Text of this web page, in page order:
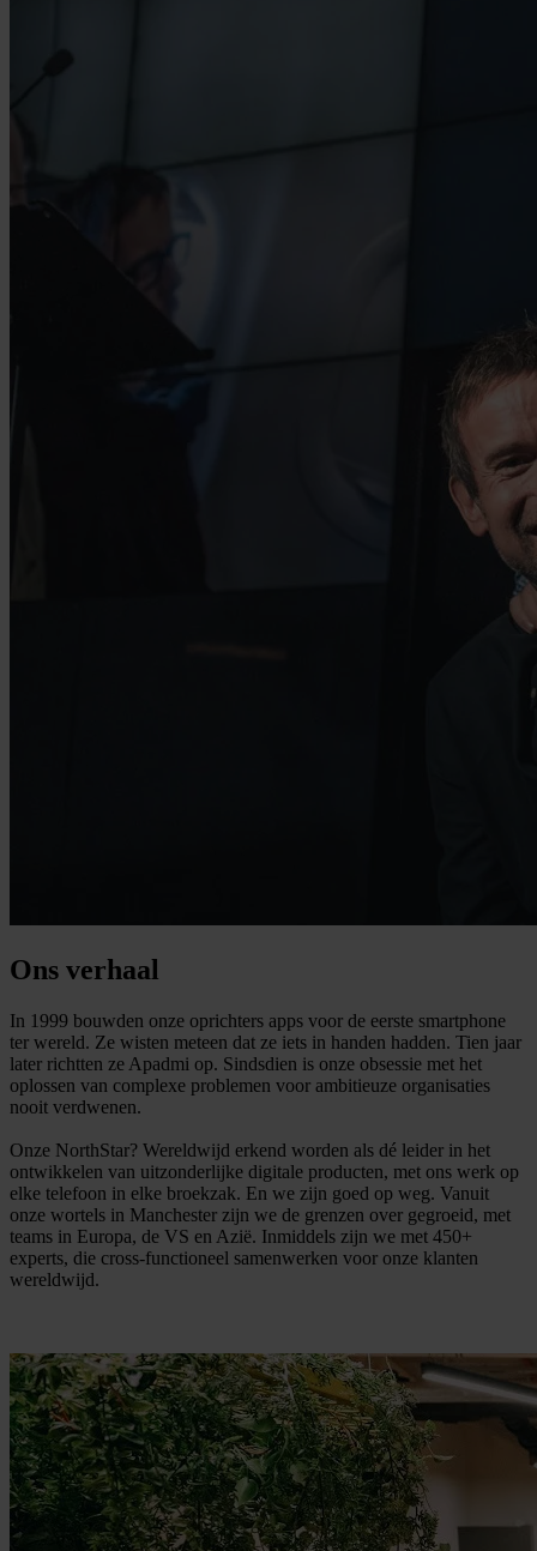
Ons verhaal
In 1999 bouwden onze oprichters apps voor de eerste smartphone
ter wereld. Ze wisten meteen dat ze iets in handen hadden. Tien jaar
later richtten ze Apadmi op. Sindsdien is onze obsessie met het
oplossen van complexe problemen voor ambitieuze organisaties
nooit verdwenen.
Onze NorthStar? Wereldwijd erkend worden als dé leider in het
ontwikkelen van uitzonderlijke digitale producten, met ons werk op
elke telefoon in elke broekzak. En we zijn goed op weg. Vanuit
onze wortels in Manchester zijn we de grenzen over gegroeid, met
teams in Europa, de VS en Azië. Inmiddels zijn we met 450+
experts, die cross-functioneel samenwerken voor onze klanten
wereldwijd.